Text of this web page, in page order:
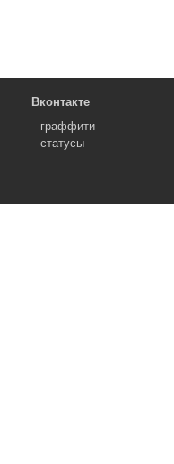
Вконтакте
граффити
статусы